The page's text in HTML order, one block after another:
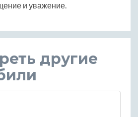
и уважение.
другие